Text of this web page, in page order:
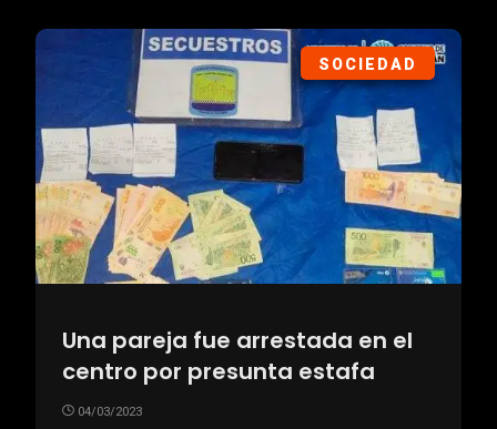
SOCIEDAD
Una pareja fue arrestada en el
centro por presunta estafa
04/03/2023